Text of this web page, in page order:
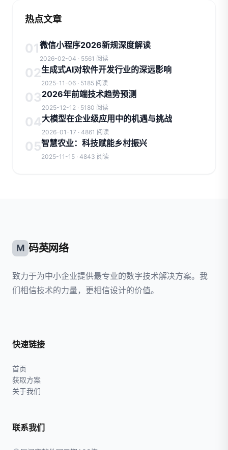
热点文章
01微信小程序2026新规深度解读
2026-02-04 · 5561 阅读
02生成式AI对软件开发行业的深远影响
2025-11-06 · 5185 阅读
032026年前端技术趋势预测
2025-12-12 · 5180 阅读
04大模型在企业级应用中的机遇与挑战
2026-01-17 · 4861 阅读
05智慧农业：科技赋能乡村振兴
2025-11-15 · 4843 阅读
M 码英网络
致力于为中小企业提供最专业的数字技术解决方案。我
们相信技术的力量，更相信设计的价值。
快速链接
首页
获取方案
关于我们
联系我们